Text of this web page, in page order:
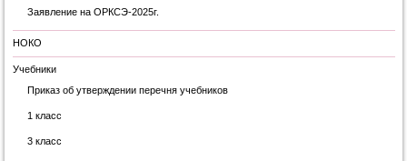
Заявление на ОРКСЭ-2025г.
НОКО
Учебники
Приказ об утверждении перечня учебников
1 класс
3 класс